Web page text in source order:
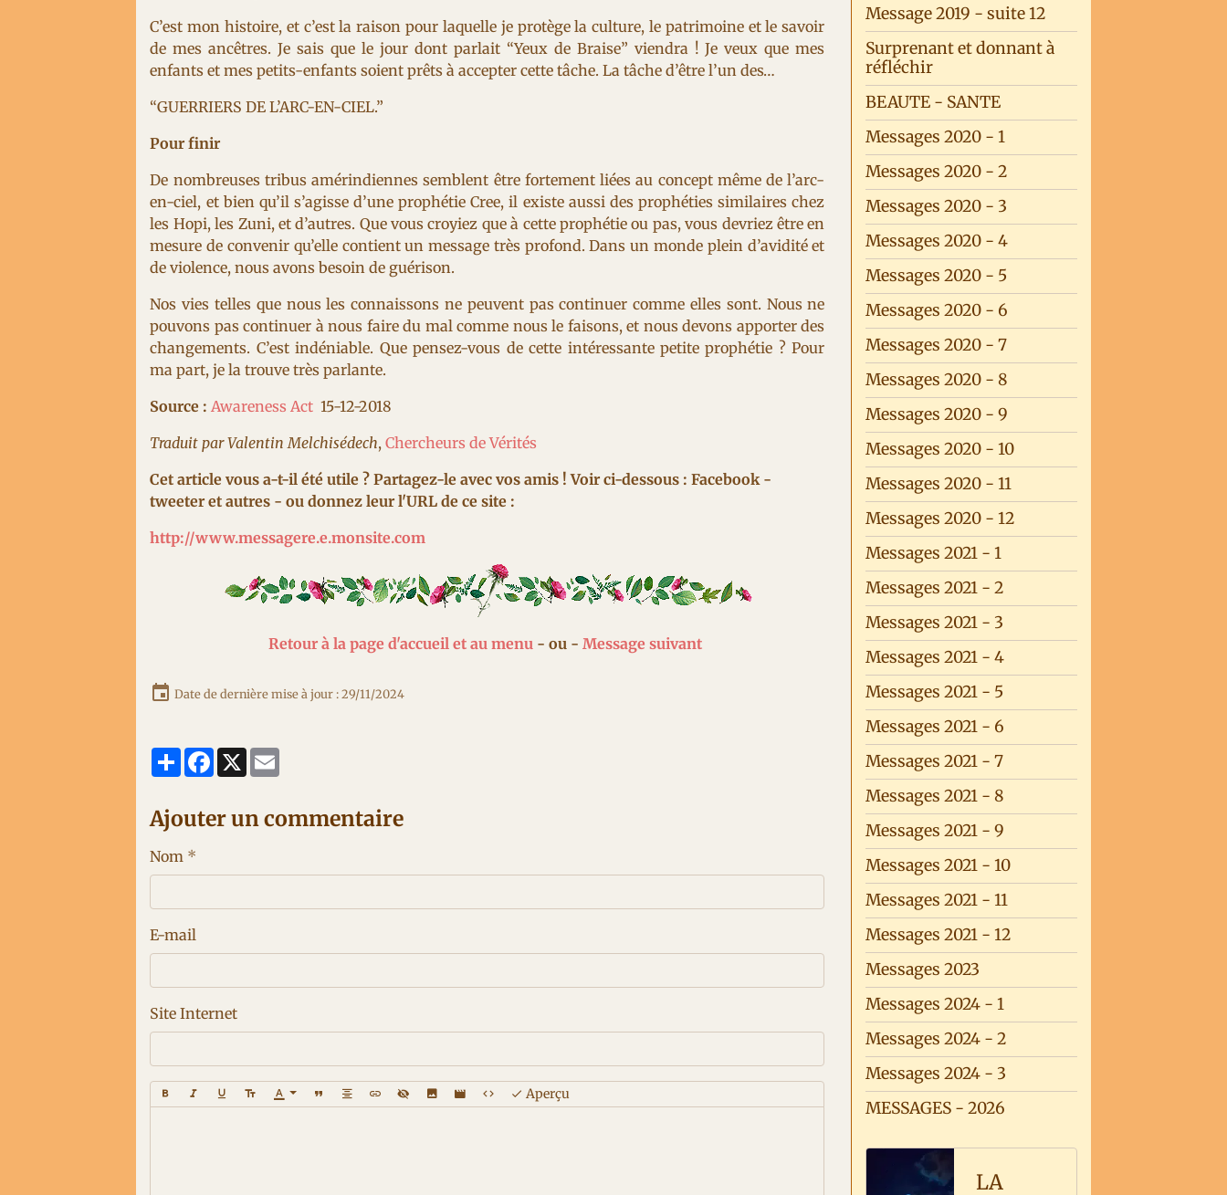
C’est mon histoire, et c’est la raison pour laquelle je protège la culture, le patrimoine et le savoir
de mes ancêtres. Je sais que le jour dont parlait “Yeux de Braise” viendra ! Je veux que mes
enfants et mes petits-enfants soient prêts à accepter cette tâche. La tâche d’être l’un des…
“GUERRIERS DE L’ARC-EN-CIEL.”
Pour finir
De nombreuses tribus amérindiennes semblent être fortement liées au concept même de l’arc-
en-ciel, et bien qu’il s’agisse d’une prophétie Cree, il existe aussi des prophéties similaires chez
les Hopi, les Zuni, et d’autres. Que vous croyiez que à cette prophétie ou pas, vous devriez être en
mesure de convenir qu’elle contient un message très profond. Dans un monde plein d’avidité et
de violence, nous avons besoin de guérison.
Nos vies telles que nous les connaissons ne peuvent pas continuer comme elles sont. Nous ne
pouvons pas continuer à nous faire du mal comme nous le faisons, et nous devons apporter des
changements. C’est indéniable. Que pensez-vous de cette intéressante petite prophétie ? Pour
ma part, je la trouve très parlante.
Source : Awareness Act 15-12-2018
Traduit par Valentin Melchisédech,Chercheurs de Vérités
Cet article vous a-t-il été utile ? Partagez-le avec vos amis ! Voir ci-dessous : Facebook -
tweeter et autres - ou donnez leur l'URL de ce site :
http://www.messagere.e.monsite.com
Retour à la page d'accueil et au menu - ou -Message suivant
Date de dernière mise à jour : 29/11/2024
PartagerFacebook
X
Ajouter un commentaire
Nom
E-mail
Site Internet
Aperçu
Message 2019 - suite 12
Surprenant et donnant à
réfléchir
BEAUTE - SANTE
Messages 2020 - 1
Messages 2020 - 2
Messages 2020 - 3
Messages 2020 - 4
Messages 2020 - 5
Messages 2020 - 6
Messages 2020 - 7
Messages 2020 - 8
Messages 2020 - 9
Messages 2020 - 10
Messages 2020 - 11
Messages 2020 - 12
Messages 2021 - 1
Messages 2021 - 2
Messages 2021 - 3
Messages 2021 - 4
Messages 2021 - 5
Messages 2021 - 6
Messages 2021 - 7
Messages 2021 - 8
Messages 2021 - 9
Messages 2021 - 10
Messages 2021 - 11
Messages 2021 - 12
Messages 2023
Messages 2024 - 1
Messages 2024 - 2
Messages 2024 - 3
MESSAGES - 2026
LA